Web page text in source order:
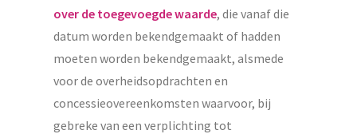
over de toegevoegde waarde, die vanaf die
datum worden bekendgemaakt of hadden
moeten worden bekendgemaakt, alsmede
voor de overheidsopdrachten en
concessieovereenkomsten waarvoor, bij
gebreke van een verplichting tot